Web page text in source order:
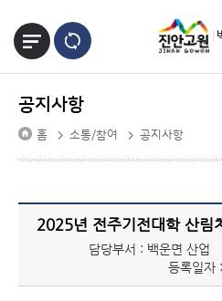
공지사항
홈 소통/참여 공지사항
2025년 전주기전대학 산림
담당부서 : 백운면 산업
등록일자